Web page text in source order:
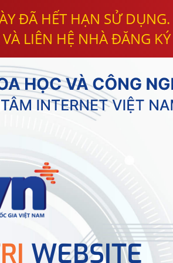
ĐÃ HẾT HẠN SỬ DỤNG.
LIÊN HỆ NHÀ ĐĂNG
WEBSITE